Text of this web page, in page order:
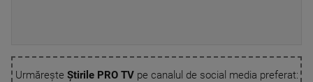
Urmărește Știrile PRO TVpe canalul de social media preferat: